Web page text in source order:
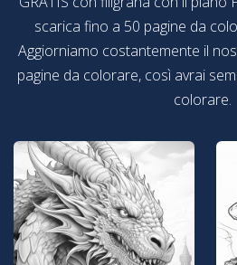
scarica fino a 50 pagine da
Aggiorniamo costantemente il
pagine da colorare, così avrai
colorare.